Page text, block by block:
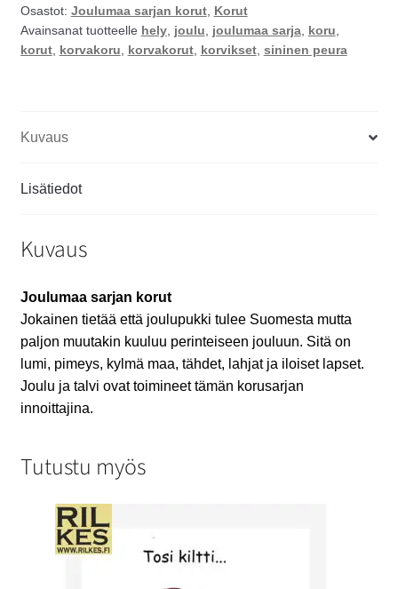
Osastot: Joulumaa sarjan korut, Korut
Avainsanat tuotteelle hely, joulu, joulumaa sarja, koru,
korut, korvakoru, korvakorut, korvikset, sininen peura
Kuvaus
Lisätiedot
Kuvaus
Joulumaa sarjan korut
Jokainen tietää että joulupukki tulee Suomesta mutta
paljon muutakin kuuluu perinteiseen jouluun. Sitä on
lumi, pimeys, kylmä maa, tähdet, lahjat ja iloiset lapset.
Joulu ja talvi ovat toimineet tämän korusarjan
innoittajina.
Tutustu myös